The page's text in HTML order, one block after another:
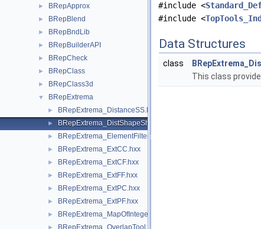
► BRepApprox
► BRepBlend
► BRepBndLib
► BRepBuilderAPI
► BRepCheck
► BRepClass
► BRepClass3d
▼ BRepExtrema
► BRepExtrema_DistanceSS.hxx
► BRepExtrema_DistShapeShape.hxx
► BRepExtrema_ElementFilter.hxx
► BRepExtrema_ExtCC.hxx
► BRepExtrema_ExtCF.hxx
► BRepExtrema_ExtFF.hxx
► BRepExtrema_ExtPC.hxx
► BRepExtrema_ExtPF.hxx
► BRepExtrema_MapOfIntegerPackedMapOfInteger.hxx
BRepExtrema_OverlapTool.hxx
#include <
#include <
Data Structures
class
This class